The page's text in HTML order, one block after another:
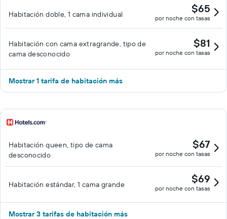
Habitación doble, 1 cama individual $65
por noche con tasas
Habitación con cama extragrande, tipo de
cama desconocido
$81
por noche con tasas
Mostrar 1 tarifa de habitación más
Habitación queen, tipo de cama
desconocido
$67
por noche con tasas
Habitación estándar, 1 cama grande $69
por noche con tasas
Mostrar 3 tarifas de habitación más